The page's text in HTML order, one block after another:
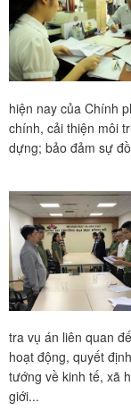
hiện nay của Chính
chính, cải thiện môi
dựng; bảo đảm sự
tra vụ án liên quan
hoạt động, quyết
tướng về kinh tế, xã
giới...